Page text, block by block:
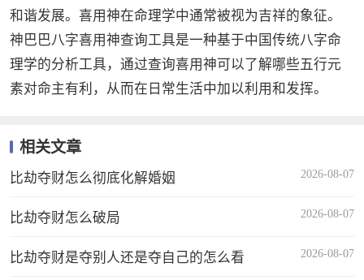
和谐发展。喜用神在命理学中通常被视为吉祥的象征。
神巴巴八字喜用神查询工具是一种基于中国传统八字命
理学的分析工具，通过查询喜用神可以了解哪些五行元
素对命主有利，从而在日常生活中加以利用和发挥。
相关文章
比劫夺财怎么彻底化解婚姻 2026-08-07
比劫夺财怎么破局 2026-08-07
比劫夺财是夺别人还是夺自己的怎么看 2026-08-07